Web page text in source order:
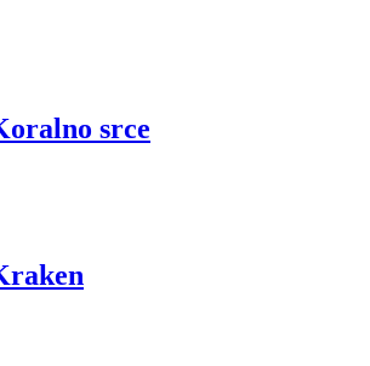
srce